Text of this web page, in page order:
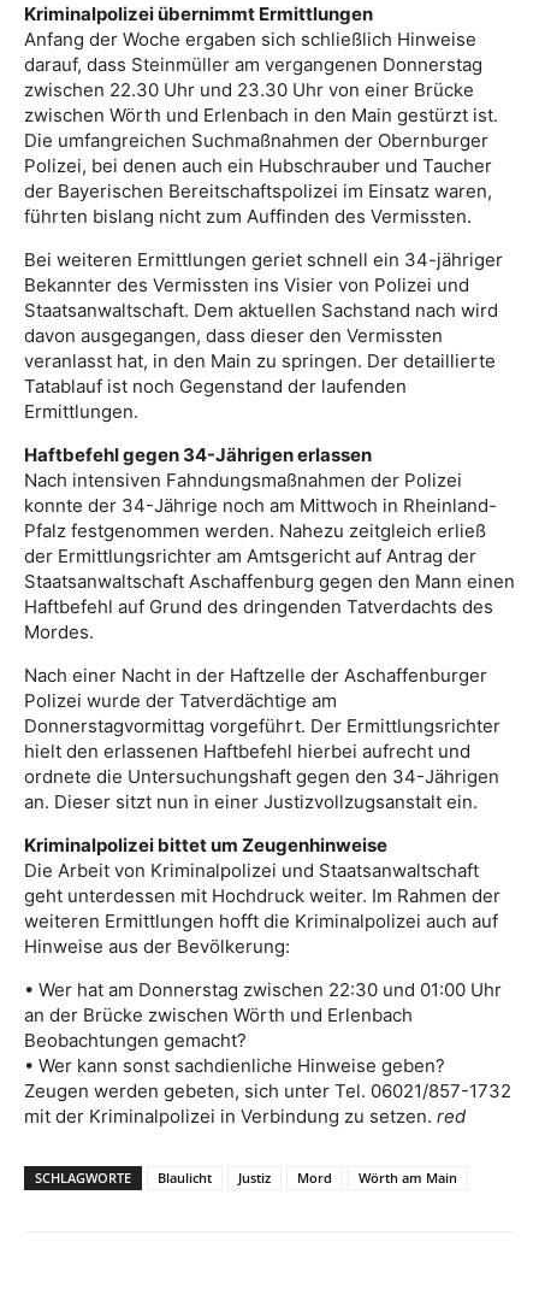
Kriminalpolizei übernimmt Ermittlungen
Anfang der Woche ergaben sich schließlich Hinweise
darauf, dass Steinmüller am vergangenen Donnerstag
zwischen 22.30 Uhr und 23.30 Uhr von einer Brücke
zwischen Wörth und Erlenbach in den Main gestürzt ist.
Die umfangreichen Suchmaßnahmen der Obernburger
Polizei, bei denen auch ein Hubschrauber und Taucher
der Bayerischen Bereitschaftspolizei im Einsatz waren,
führten bislang nicht zum Auffinden des Vermissten.
Bei weiteren Ermittlungen geriet schnell ein 34-jähriger
Bekannter des Vermissten ins Visier von Polizei und
Staatsanwaltschaft. Dem aktuellen Sachstand nach wird
davon ausgegangen, dass dieser den Vermissten
veranlasst hat, in den Main zu springen. Der detaillierte
Tatablauf ist noch Gegenstand der laufenden
Ermittlungen.
Haftbefehl gegen 34-Jährigen erlassen
Nach intensiven Fahndungsmaßnahmen der Polizei
konnte der 34-Jährige noch am Mittwoch in Rheinland-
Pfalz festgenommen werden. Nahezu zeitgleich erließ
der Ermittlungsrichter am Amtsgericht auf Antrag der
Staatsanwaltschaft Aschaffenburg gegen den Mann einen
Haftbefehl auf Grund des dringenden Tatverdachts des
Mordes.
Nach einer Nacht in der Haftzelle der Aschaffenburger
Polizei wurde der Tatverdächtige am
Donnerstagvormittag vorgeführt. Der Ermittlungsrichter
hielt den erlassenen Haftbefehl hierbei aufrecht und
ordnete die Untersuchungshaft gegen den 34-Jährigen
an. Dieser sitzt nun in einer Justizvollzugsanstalt ein.
Kriminalpolizei bittet um Zeugenhinweise
Die Arbeit von Kriminalpolizei und Staatsanwaltschaft
geht unterdessen mit Hochdruck weiter. Im Rahmen der
weiteren Ermittlungen hofft die Kriminalpolizei auch auf
Hinweise aus der Bevölkerung:
• Wer hat am Donnerstag zwischen 22:30 und 01:00 Uhr
an der Brücke zwischen Wörth und Erlenbach
Beobachtungen gemacht?
• Wer kann sonst sachdienliche Hinweise geben?
Zeugen werden gebeten, sich unter Tel. 06021/857-1732
mit der Kriminalpolizei in Verbindung zu setzen. red
SCHLAGWORTE Blaulicht Justiz Mord Wörth am Main